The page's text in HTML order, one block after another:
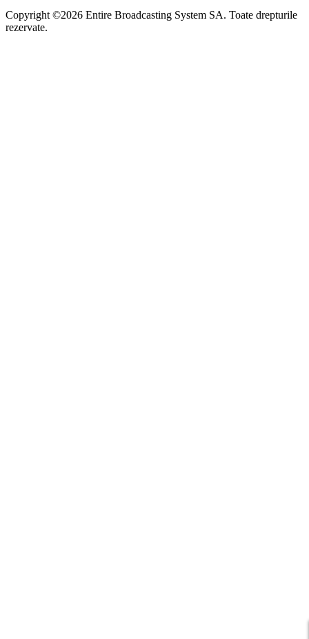
Copyright ©2026 Entire Broadcasting System SA. Toate drepturile
rezervate.